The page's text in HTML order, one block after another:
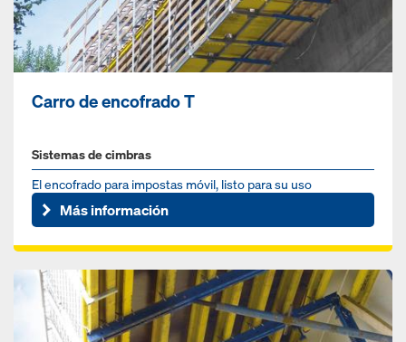
Carro de encofrado T
Sistemas de cimbras
El encofrado para impostas móvil, listo para su uso
Más información